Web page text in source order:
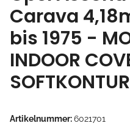
Carava
bis 1975 -
INDOOR
Artikelnummer:6021701